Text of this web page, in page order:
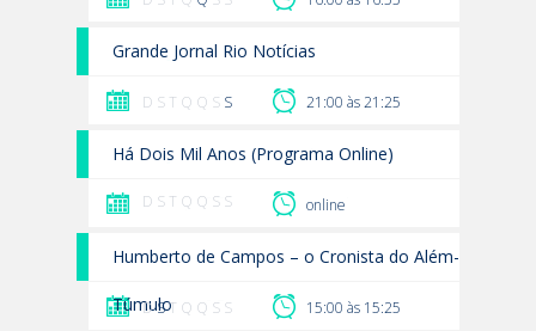
Grande Jornal Rio Notícias
D S T Q Q S S 21:00 às 21:25
Há Dois Mil Anos (Programa Online)
D S T Q Q S S online
Humberto de Campos – o Cronista do Além-
Túmulo
DST Q Q S S 15:00 às 15:25